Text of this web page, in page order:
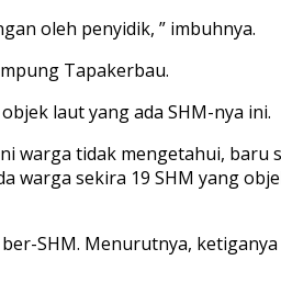
oleh penyidik, ” imbuhnya.
Tapakerbau.
laut yang ada SHM-nya ini.
warga tidak mengetahui, baru
warga sekira 19 SHM yang
SHM. Menurutnya,